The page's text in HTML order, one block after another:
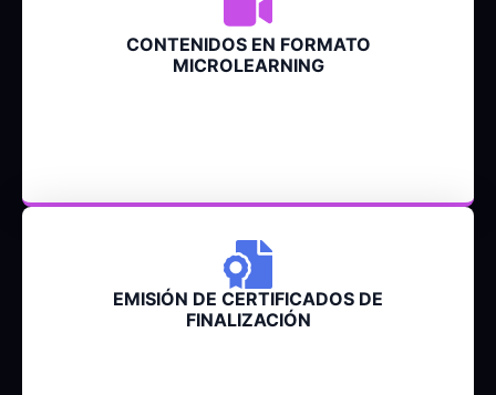
CONTENIDOS EN FORMATO
MICROLEARNING
EMISIÓN DE CERTIFICADOS DE
FINALIZACIÓN